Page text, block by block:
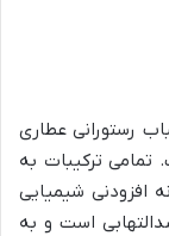
رستورانی عطاری
ترکیبات به
افزودنی شیمیایی
است و به